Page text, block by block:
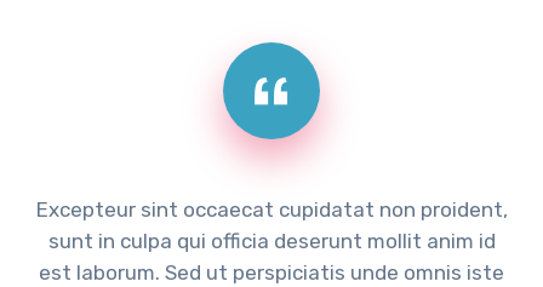
Excepteur sint occaecat cupidatat non proident,
sunt in culpa qui officia deserunt mollit anim id
est laborum. Sed ut perspiciatis unde omnis iste